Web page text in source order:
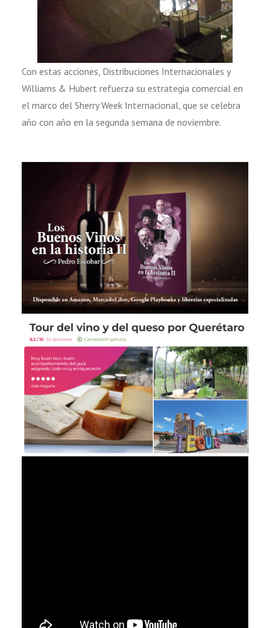
Con estas acciones, Distribuciones Internacionales y
Williams & Hubert refuerza su estrategia comercial en
el marco del Sherry Week Internacional, que se celebra
año con año en la segunda semana de noviembre.